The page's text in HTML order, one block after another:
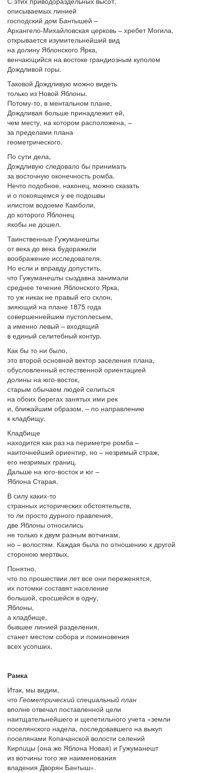
описываемых линией
господский дом Бантышей –
Архангело-Михайловская церковь – хребет Могила,
открывается изумительнейший вид
на долину Яблонского Ярка,
венчающийся на востоке грандиозным куполом
Дождливой горы.
Таковой Дождливую можно видеть
только из Новой Яблоны.
Потому-то, в ментальном плане,
Дождливая больше принадлежит ей,
чем месту, на котором расположена, –
за пределами плана
геометрического.
По сути дела,
Дождливую следовало бы принимать
за восточную оконечность ромба.
Нечто подобное, наконец, можно сказать
и о покоящемся у ее подошвы
илистом водоеме Камболи,
до которого Яблонец
якобы не дошел.
Таинственные Гужуманешты
от века до века будоражили
воображение исследователя.
Но если и вправду допустить,
что Гужуманешты сыздавна занимали
среднее течение Яблонского Ярка,
то уж никак не правый его склон,
зияющий на плане 1875 года
совершеннейшим пустоплесьем,
а именно левый – входящий
в единый селитебный контур.
Как бы то ни было,
это второй основной вектор заселения плана,
обусловленный естественной ориентацией
долины на юго-восток,
старым обычаем людей селиться
на обоих берегах занятых ими рек
и, ближайшим образом, – по направлению
к кладбищу.
Кладбище
находится как раз на периметре ромба –
наиточнейший ориентир, но – незримый страж,
его незримых границ.
Дальше на юго-восток и юг –
Яблона Старая.
В силу каких-то
странных исторических обстоятельств,
то ли просто дурного правления,
две Яблоны относились
не только к двум разным вотчинам,
но – волостям. Каждая была по отношению к другой
стороною мертвых.
Понятно,
что по прошествии лет все они переженятся,
их потомки составят население
большой, сросшейся в одну,
Яблоны,
а кладбище,
бывшее линией разделения,
станет местом собора и поминовения
всех усопших.
Рамка
Итак, мы видим,
что Геометрический специальный план
вполне отвечал поставленной цели
наитщательнейшего и щепетильного учета «земли
поселянского надела, последовавшего на выкуп
поселянами Копачанской волости селений
Кирпицы (она же Яблона Новая) и Гужуманешт
из вотчины того же наименования
владения Дворян Бантыш».